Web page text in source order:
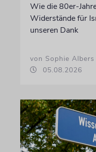
Wie die 80er-
Widerstände für
unseren Dank
von Sophie Albers
05.08.2026